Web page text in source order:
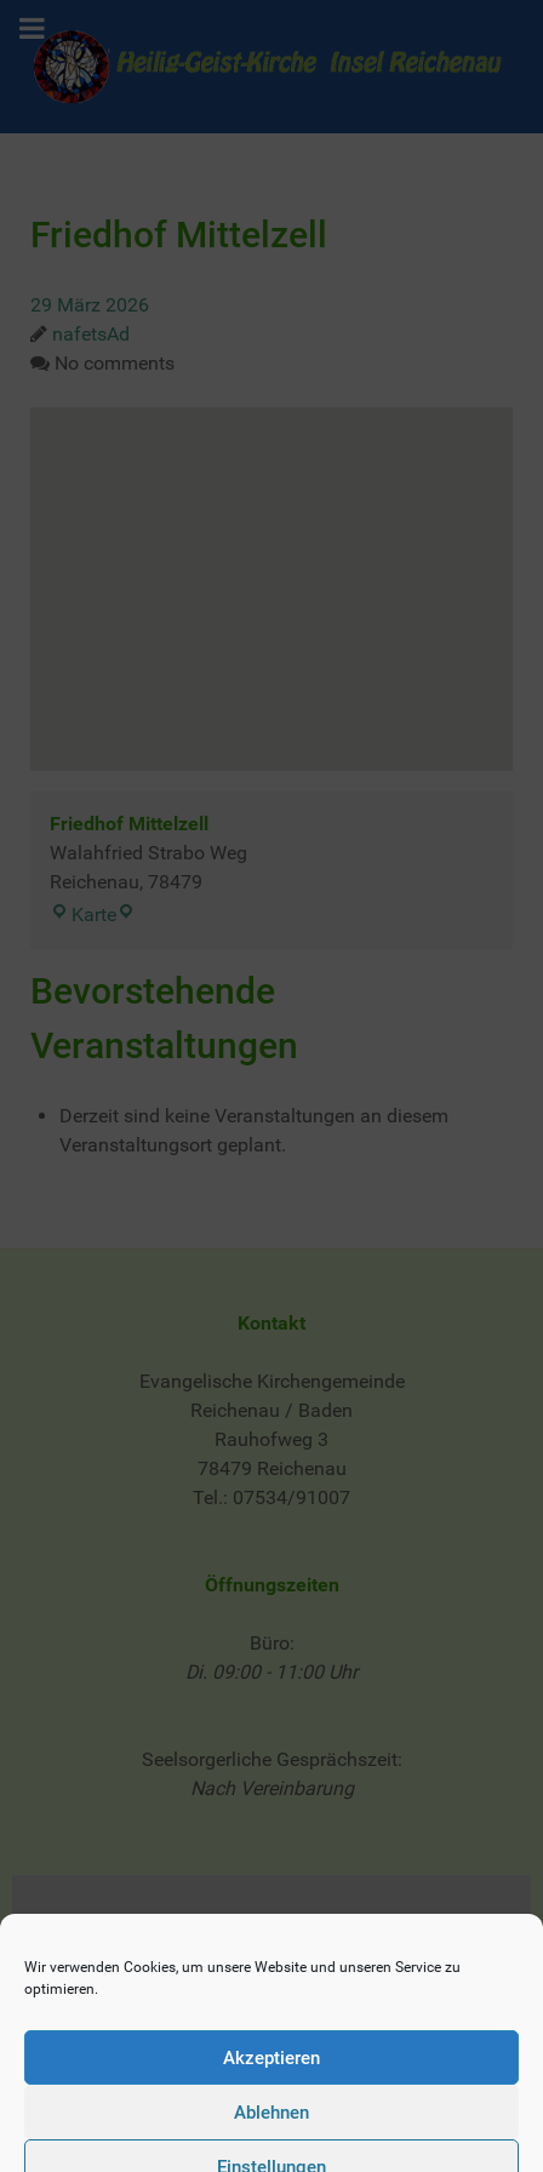
Wir verwenden Cookies, um unsere Website und unseren Service zu
optimieren.
Akzeptieren
Ablehnen
Einstellungen
Friedhof Mittelzell
29 März 2026
nafetsAd
No comments
Friedhof Mittelzell
Walahfried Strabo Weg
Reichenau, 78479
KarteFriedhof
Bevorstehende
Veranstaltungen
Derzeit sind keine Veranstaltungen an diesem
Veranstaltungsort geplant.
Kontakt
Evangelische Kirchengemeinde
Reichenau / Baden
Rauhofweg 3
78479 Reichenau
Tel.: 07534/91007
Öffnungszeiten
Büro:
Di. 09:00 - 11:00 Uhr
Seelsorgerliche Gesprächszeit:
Nach Vereinbarung
© 2026 Ev. Heilig-Geist-Kirche Reichenau